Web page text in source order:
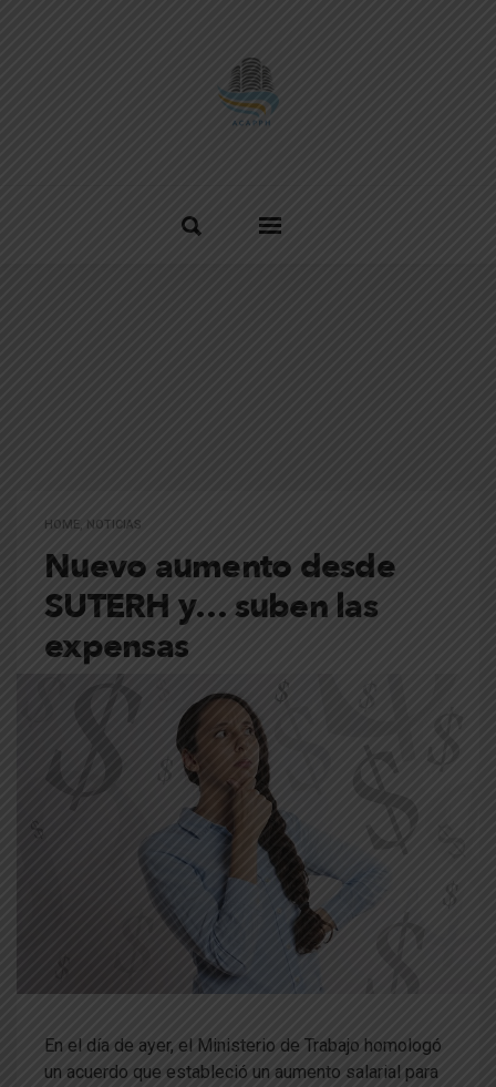
HOME NOTICIAS
Nuevo aumento desde
SUTERH y… suben las
expensas
En el día de ayer, el Ministerio de Trabajo homologó
un acuerdo que estableció un aumento salarial para